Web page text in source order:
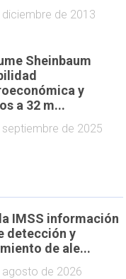
diciembre de 2013
Sheinbaum
y
a 32 m...
septiembre de 2025
IMSS información
detección y
de ale...
agosto de 2026